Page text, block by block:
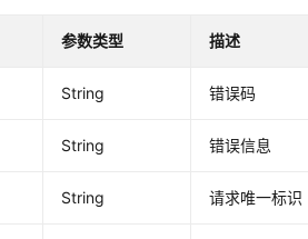
参数类型 描述
String 错误码
String 错误信息
String 请求唯一标识